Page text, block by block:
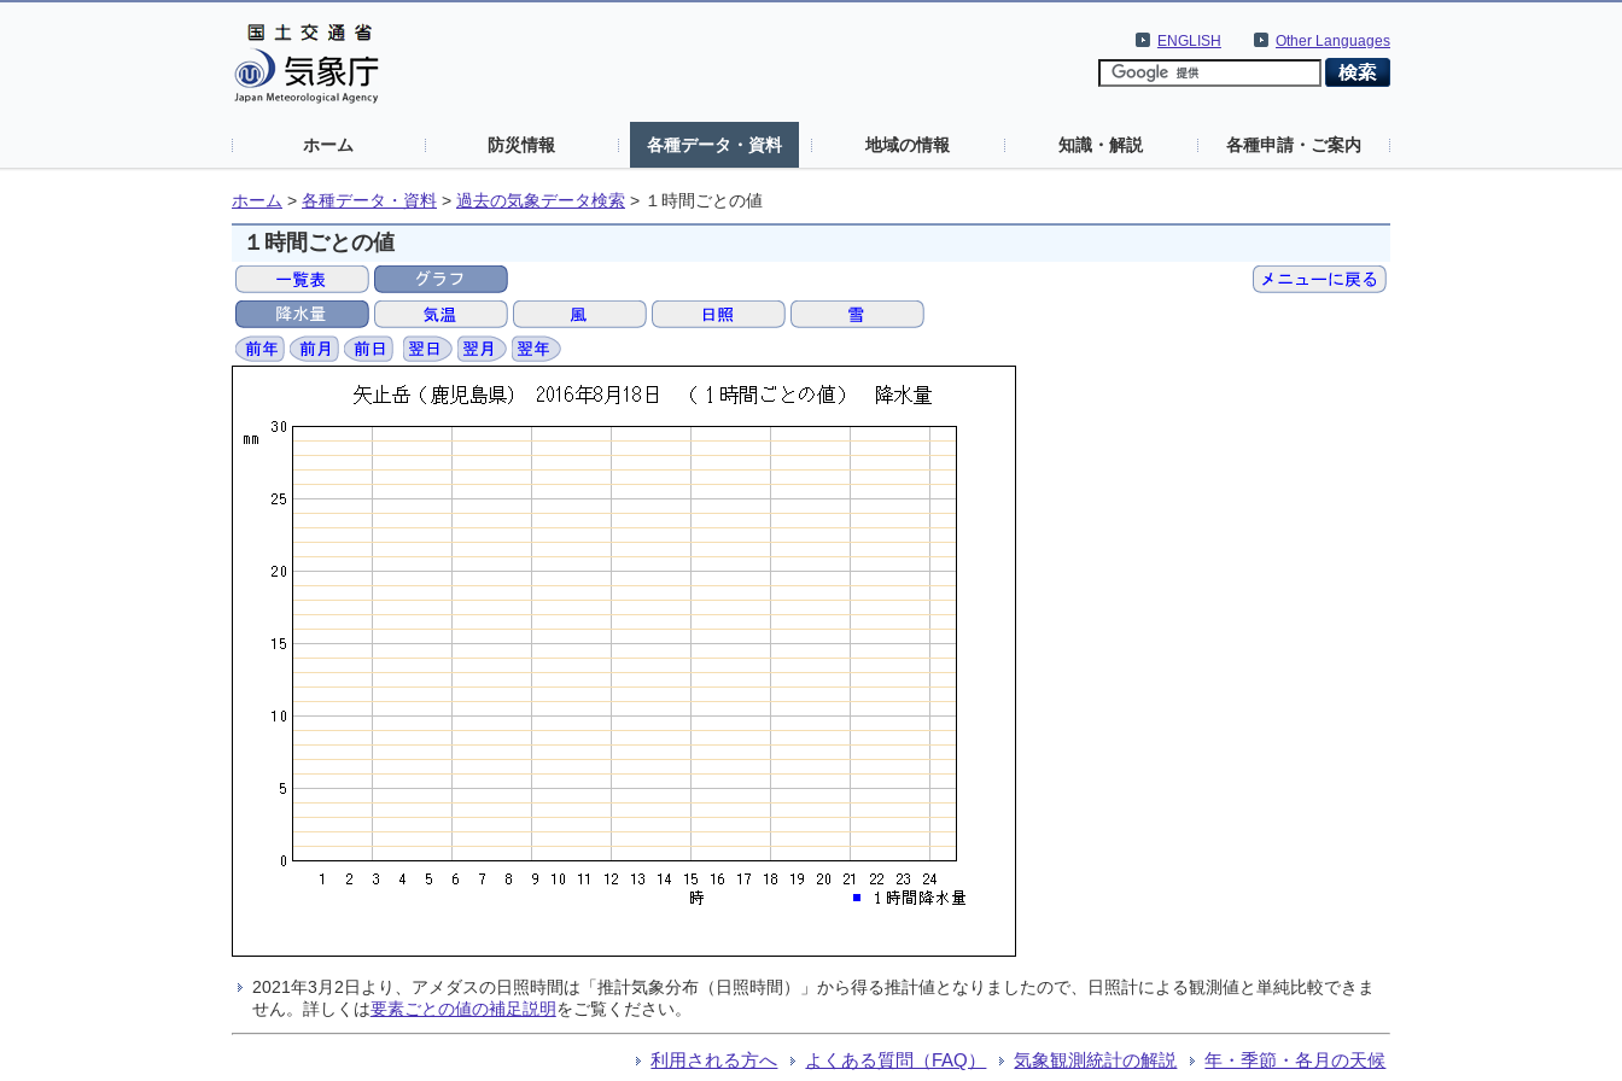
Other Languages
ENGLISH
ホーム 防災情報 各種データ・資料 地域の情報 知識・解説 各種申請・ご案内
ホーム > 各種データ・資料 > 過去の気象データ検索 > １時間ごとの値
１時間ごとの値
2021年3月2日より、アメダスの日照時間は「推計気象分布（日照時間）」から得る推計値となりましたので、日照計による観測値と単純比較できま
せん。詳しくは要素ごとの値の補足説明をご覧ください。
利用される方へ よくある質問（FAQ） 気象観測統計の解説 年・季節・各月の天候